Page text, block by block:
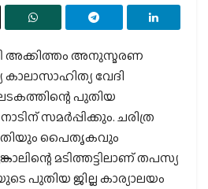
അക്കിത്തം അനുസ്മരണ
വേദി
പുതിയ
സമർപ്പിക്കും. ചരിത്ര
പൈതൃകവും
മടിത്തട്ടിലാണ് തപസ്യ
പുതിയ ജില്ല കാര്യാലയം